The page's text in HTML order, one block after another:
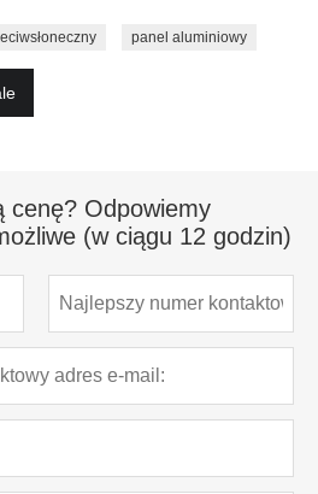
panel aluminiowy
cenę? Odpowiemy
(w ciągu 12 godzin)